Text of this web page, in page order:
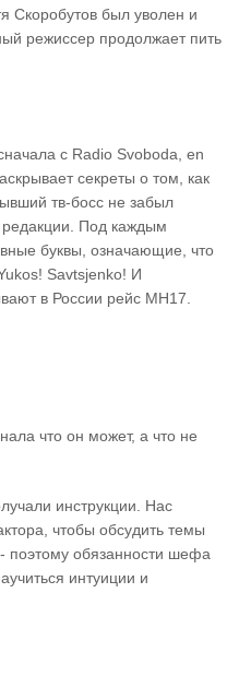
Скоробутов был уволен и
режиссер продолжает пить
с Radio Svoboda, en
секреты о том, как
тв-босс не забыл
редакции. Под каждым
буквы, означающие, что
Savtsjenko! И
в России рейс MH17.
что он может, а что не
инструкции. Нас
чтобы обсудить темы
поэтому обязанности шефа
интуиции и